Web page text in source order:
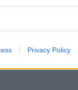
Privacy Policy